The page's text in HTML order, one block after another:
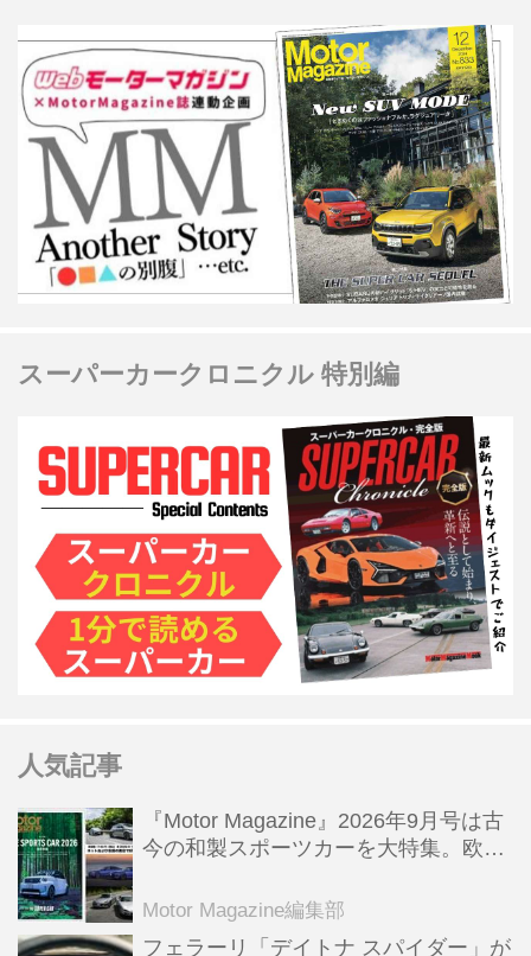
スーパーカークロニクル 特別編
人気記事
『Motor Magazine』2026年9月号は古
今の和製スポーツカーを大特集。欧州
Motor Magazine編集部
フェラーリ「デイトナ スパイダー」が